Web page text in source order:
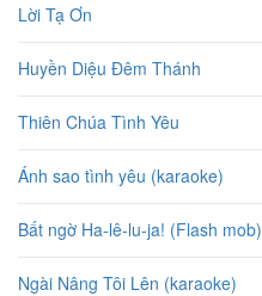
Lời Tạ Ơn
Huyền Diệu Đêm Thánh
Thiên Chúa Tình Yêu
Ánh sao tình yêu (karaoke)
Bất ngờ Ha-lê-lu-ja! (Flash mob)
Ngài Nâng Tôi Lên (karaoke)